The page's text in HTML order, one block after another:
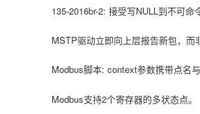
135-2016br-2: 接受写NULL到不可命
MSTP驱动立即向上层报告新包，而
Modbus脚本: context参数携带点名与
Modbus支持2个寄存器的多状态点。